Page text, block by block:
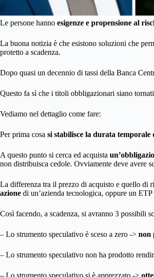
Le persone hanno esigenze e propensione al
La buona notizia è che esistono soluzioni che
protetto a scadenza.
Dopo quasi un decennio di tassi della Banca
Questo fa sì che i titoli obbligazionari siano
Vediamo nel dettaglio come fare:
Per prima cosa si stabilisce la durata temporale
A questo punto si cerca ed acquista
non distribuisca cedole. Ovviamente deve avere
La differenza tra il prezzo di acquisto e quello di
azione di un’azienda tecnologica, oppure un
Così facendo, a scadenza, si avranno 3 possibili
– Lo strumento speculativo è sceso a zero -> non
– Lo strumento speculativo non ha prodotto
– Lo strumento speculativo si è apprezzato ->